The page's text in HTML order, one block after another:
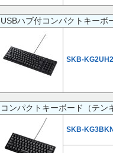
USBハブ付コンパクトキーボ
SKB-
コンパクトキーボード（テン
SKB-